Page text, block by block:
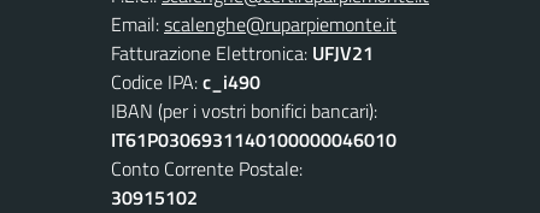
Email:scalenghe@ruparpiemonte.it
Fatturazione Elettronica: UFJV21
Codice IPA:c_i490
IBAN (per i vostri bonifici bancari):
IT61P0306931140100000046010
Conto Corrente Postale:
30915102